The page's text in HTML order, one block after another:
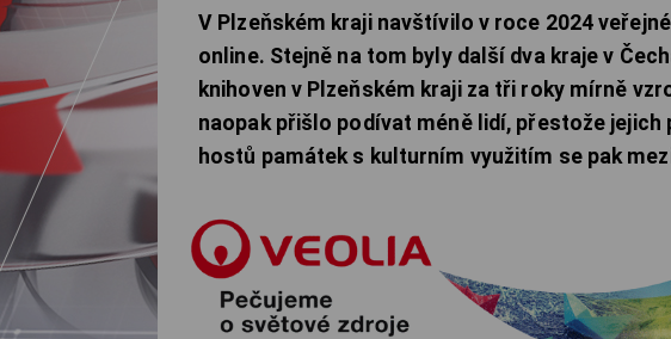
V Plzeňském kraji navštívilo v roce 2024
online. Stejně na tom byly další dva kraje v
knihoven v Plzeňském kraji za tři roky mírně
naopak přišlo podívat méně lidí, přestože
hostů památek s kulturním využitím se pak